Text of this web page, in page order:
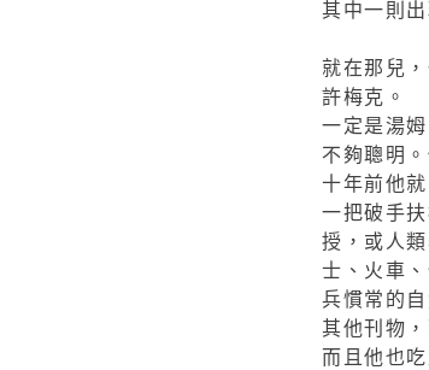
其中一則出
就在那兒
許梅克。
一定是湯
不夠聰明
十年前他
一把破手
授，或人
士、火車
兵慣常的
其他刊物
而且他也